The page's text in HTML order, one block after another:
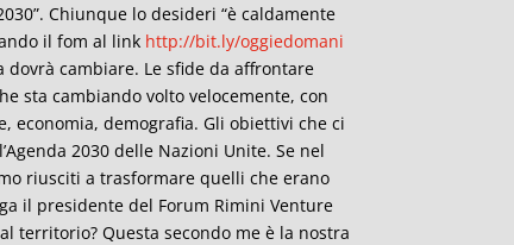
Chiunque lo desideri “è caldamente
il fom al link http://bit.ly/oggiedomani
cambiare. Le sfide da affrontare
sta cambiando volto velocemente, con
economia, demografia. Gli obiettivi che ci
2030 delle Nazioni Unite. Se nel
riusciti a trasformare quelli che erano
il presidente del Forum Rimini Venture
territorio? Questa secondo me è la nostra